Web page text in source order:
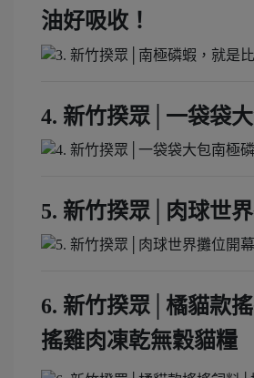
油好吸收！
4. 新竹揆眾│一袋袋
5. 新竹揆眾│肉球世
6. 新竹揆眾│橘貓款
搖雞肉凍乾無穀貓糧